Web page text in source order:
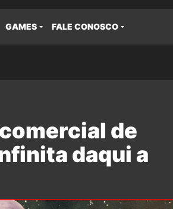
GAMES FALE CONOSCO
de
daqui a